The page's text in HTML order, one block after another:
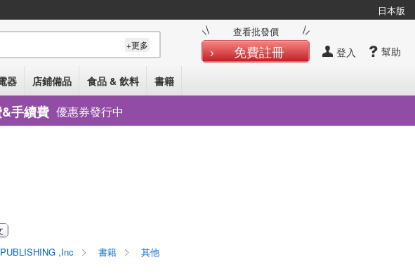
日本版
幫助
登入
查看批發價
免費註冊
+更多
器 店鋪備品 食品 & 飲料 書籍
手續費 優惠券發行中
,Inc 書籍
其他